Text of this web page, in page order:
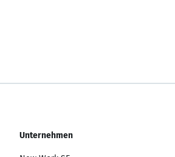
Unternehmen